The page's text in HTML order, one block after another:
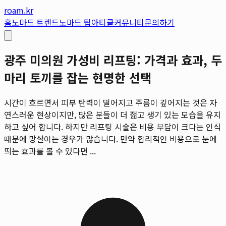
roam.kr
홈노마드 트렌드노마드 팁아티클커뮤니티문의하기
광주 미의원 가성비 리프팅: 가격과 효과, 두
마리 토끼를 잡는 현명한 선택
시간이 흐르면서 피부 탄력이 떨어지고 주름이 깊어지는 것은 자
연스러운 현상이지만, 많은 분들이 더 젊고 생기 있는 모습을 유지
하고 싶어 합니다. 하지만 리프팅 시술은 비용 부담이 크다는 인식
때문에 망설이는 경우가 많습니다. 만약 합리적인 비용으로 눈에
띄는 효과를 볼 수 있다면 ...